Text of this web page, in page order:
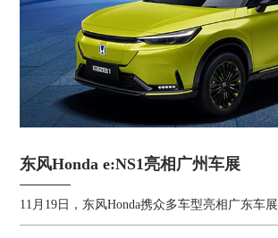
东风Honda e:NS1亮相广州车展
11月19日，东风Honda携众多车型亮相广东车展